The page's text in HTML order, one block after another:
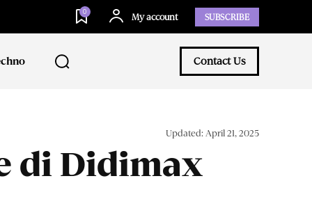
0
My account SUBSCRIBE
Contact Us
Updated: April 21, 2025
di Didimax